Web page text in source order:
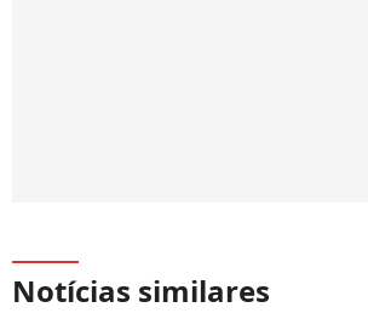
Notícias similares